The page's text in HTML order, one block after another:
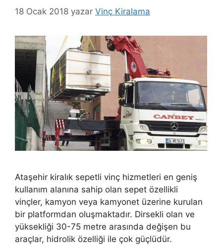
18 Ocak 2018 yazar Vinç Kiralama
Ataşehir kiralık sepetli vinç hizmetleri en geniş
kullanım alanına sahip olan sepet özellikli
vinçler, kamyon veya kamyonet üzerine kurulan
bir platformdan oluşmaktadır. Dirsekli olan ve
yüksekliği 30-75 metre arasında değişen bu
araçlar, hidrolik özelliği ile çok güçlüdür.